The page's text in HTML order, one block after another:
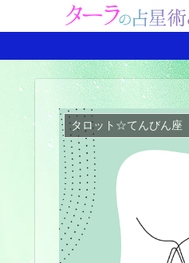
タロット☆てんびん座